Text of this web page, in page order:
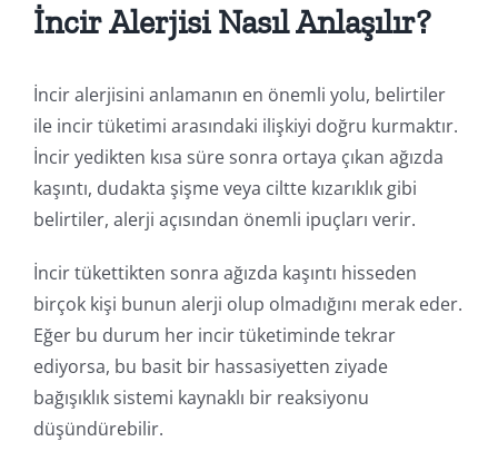
İncir Alerjisi Nasıl Anlaşılır?
İncir alerjisini anlamanın en önemli yolu, belirtiler
ile incir tüketimi arasındaki ilişkiyi doğru kurmaktır.
İncir yedikten kısa süre sonra ortaya çıkan ağızda
kaşıntı, dudakta şişme veya ciltte kızarıklık gibi
belirtiler, alerji açısından önemli ipuçları verir.
İncir tükettikten sonra ağızda kaşıntı hisseden
birçok kişi bunun alerji olup olmadığını merak eder.
Eğer bu durum her incir tüketiminde tekrar
ediyorsa, bu basit bir hassasiyetten ziyade
bağışıklık sistemi kaynaklı bir reaksiyonu
düşündürebilir.